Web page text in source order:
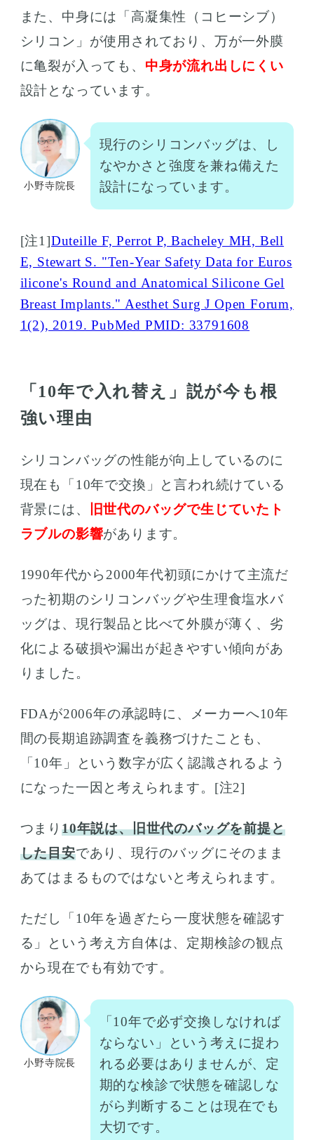
また、中身には「高凝集性（コヒーシブ）
シリコン」が使用されており、万が一外膜
に亀裂が入っても、 中身が流れ出しにくい
設計となっています。
小野寺院長
現行のシリコンバッグは、し
なやかさと強度を兼ね備えた
設計になっています。
[注1]Duteille F, Perrot P, Bacheley MH, Bell
E, Stewart S. "Ten-Year Safety Data for Euros
ilicone's Round and Anatomical Silicone Gel
Breast Implants." Aesthet Surg J Open Forum,
1(2), 2019. PubMed PMID: 33791608
「10年で入れ替え」説が今も根
強い理由
シリコンバッグの性能が向上しているのに
現在も「10年で交換」と言われ続けている
背景には、
旧世代のバッグで生じていたト
ラブルの影響があります。
1990年代から2000年代初頭にかけて主流だ
った初期のシリコンバッグや生理食塩水バ
ッグは、現行製品と比べて外膜が薄く、劣
化による破損や漏出が起きやすい傾向があ
りました。
FDAが2006年の承認時に、メーカーへ10年
間の長期追跡調査を義務づけたことも、
「10年」という数字が広く認識されるよう
になった一因と考えられます。[注2]
つまり10年説は、旧世代のバッグを前提と
した目安であり、現行のバッグにそのまま
あてはまるものではないと考えられます。
ただし「10年を過ぎたら一度状態を確認す
る」という考え方自体は、定期検診の観点
から現在でも有効です。
小野寺院長
「10年で必ず交換しなければ
ならない」という考えに捉わ
れる必要はありませんが、定
期的な検診で状態を確認しな
がら判断することは現在でも
大切です。